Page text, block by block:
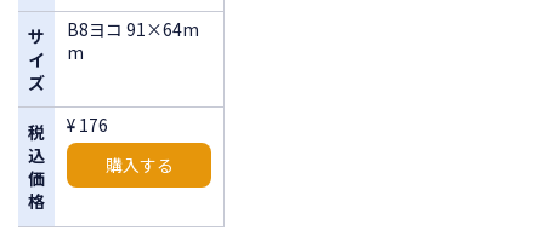
サ
イ
ズ
税
込
価
格
B8ヨコ 91×64m
m
¥ 176
購入する